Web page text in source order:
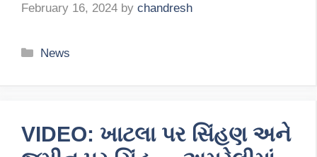
February 16, 2024 by chandresh
Categories
News
VIDEO: ખાટલા પર સિંહણ અને